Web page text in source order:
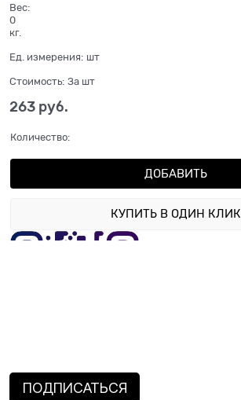
Вес:
0
кг.
Ед. измерения: шт
Стоимость: За шт
263 руб.
Количество:
ДОБАВИТЬ
КУПИТЬ В ОДИН КЛИК
ПОДПИСАТЬСЯ